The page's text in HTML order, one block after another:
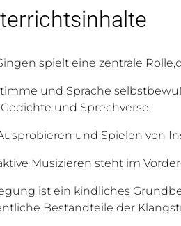
spielt eine zentrale
und Sprache
und Sprechverse.
und Spielen von
Musizieren steht im
ist ein kindliches
Bestandteile der